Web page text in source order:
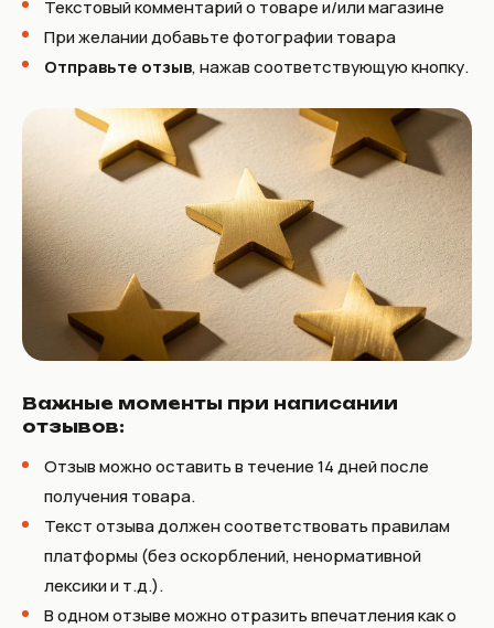
Текстовый комментарий о товаре и/или магазине
При желании добавьте фотографии товара
Отправьте отзыв, нажав соответствующую кнопку.
Важные моменты при написании
отзывов:
Отзыв можно оставить в течение 14 дней после
получения товара.
Текст отзыва должен соответствовать правилам
платформы (без оскорблений, ненормативной
лексики и т.д.).
В одном отзыве можно отразить впечатления как о